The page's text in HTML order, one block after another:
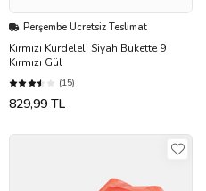
Perşembe Ücretsiz Teslimat
Kırmızı Kurdeleli Siyah Bukette 9
Kırmızı Gül
(15)
829,99 TL